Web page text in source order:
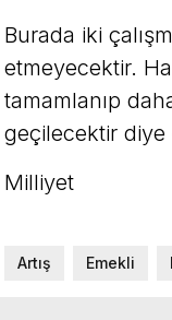
Burada iki
etmeyecektir.
tamamlanıp
geçilecektir
Milliyet
Artış Emekli